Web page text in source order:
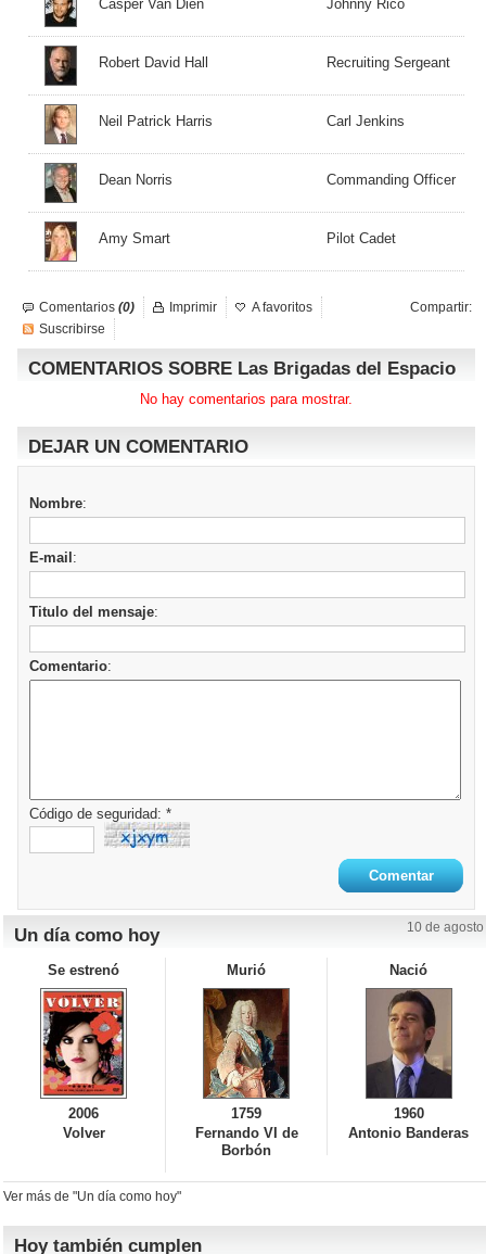
Casper Van Dien Johnny Rico
Robert David Hall Recruiting Sergeant
Neil Patrick Harris Carl Jenkins
Dean Norris Commanding Officer
Amy Smart Pilot Cadet
Comentarios (0) Compartir:
Imprimir
A favoritos
Suscribirse
COMENTARIOS SOBRE Las Brigadas del Espacio
No hay comentarios para mostrar.
DEJAR UN COMENTARIO
Nombre:
E-mail :
Titulo del mensaje:
Comentario:
Código de seguridad: *
Un día como hoy 10 de agosto
Se estrenó
2006
Volver
Murió
1759
Fernando VI de
Borbón
Nació
1960
Antonio Banderas
Ver más de "Un día como hoy"
Hoy también cumplen